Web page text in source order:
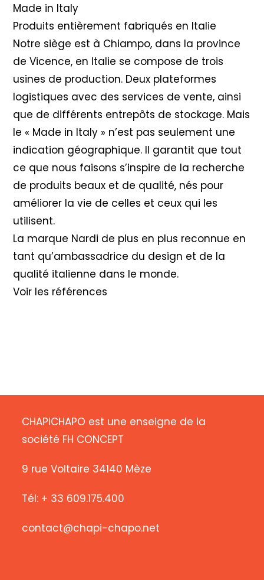
Made in Italy
Produits entièrement fabriqués en Italie
Notre siège est à Chiampo, dans la province
de Vicence, en Italie se compose de trois
usines de production. Deux plateformes
logistiques avec des services de vente, ainsi
que de différents entrepôts de stockage. Mais
le « Made in Italy » n’est pas seulement une
indication géographique. Il garantit que tout
ce que nous faisons s’inspire de la recherche
de produits beaux et de qualité, nés pour
améliorer la vie de celles et ceux qui les
utilisent.
La marque Nardi de plus en plus reconnue en
tant qu’ambassadrice du design et de la
qualité italienne dans le monde.
Voir les références
CHAPICHAPO est une enseigne de la
société FH CONCEPT
9 rue Voltaire 34140 Mèze
Tél: + 33 609.175.400
contact@chapi-chapo.net